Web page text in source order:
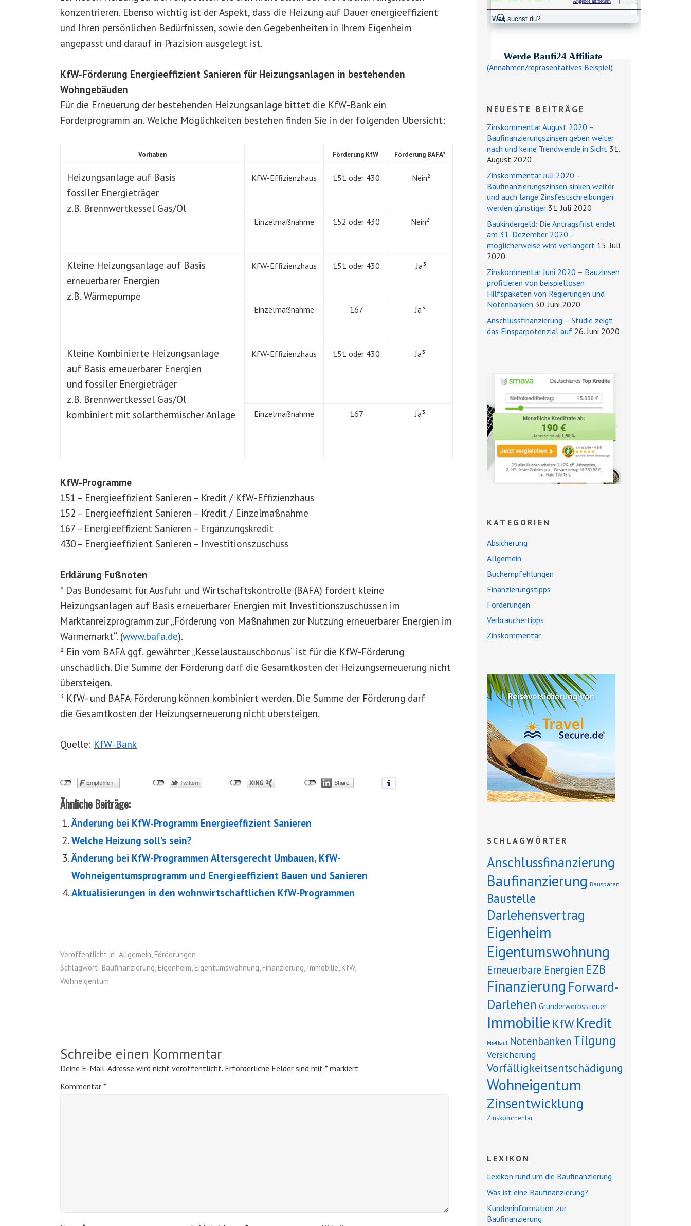
konzentrieren. Ebenso wichtig ist der Aspekt, dass die Heizung auf Dauer energieeffizient
und Ihren persönlichen Bedürfnissen, sowie den Gegebenheiten in Ihrem Eigenheim
angepasst und darauf in Präzision ausgelegt ist.
KfW-Förderung Energieeffizient Sanieren für Heizungsanlagen in bestehenden
Wohngebäuden
Für die Erneuerung der bestehenden Heizungsanlage bittet die KfW-Bank ein
Förderprogramm an. Welche Möglichkeiten bestehen finden Sie in der folgenden Übersicht:
Vorhaben Förderung KfW Förderung BAFA*
Heizungsanlage auf Basis
fossiler Energieträger
z.B. Brennwertkessel Gas/Öl
KfW-Effizienzhaus 151 oder 430 Nein²
Einzelmaßnahme 152 oder 430 Nein²
Kleine Heizungsanlage auf Basis
erneuerbarer Energien
z.B. Wärmepumpe
KfW-Effizienzhaus 151 oder 430 Ja³
Einzelmaßnahme 167 Ja³
Kleine Kombinierte Heizungsanlage
auf Basis erneuerbarer Energien
und fossiler Energieträger
z.B. Brennwertkessel Gas/Öl
kombiniert mit solarthermischer Anlage
KfW-Effizienzhaus 151 oder 430 Ja³
Einzelmaßnahme 167 Ja³
KfW-Programme
151 – Energieeffizient Sanieren – Kredit / KfW-Effizienzhaus
152 – Energieeffizient Sanieren – Kredit / Einzelmaßnahme
167 – Energieeffizient Sanieren – Ergänzungskredit
430 – Energieeffizient Sanieren – Investitionszuschuss
Erklärung Fußnoten
* Das Bundesamt für Ausfuhr und Wirtschaftskontrolle (BAFA) fördert kleine
Heizungsanlagen auf Basis erneuerbarer Energien mit Investitionszuschüssen im
Marktanreizprogramm zur „Förderung von Maßnahmen zur Nutzung erneuerbarer Energien im
Wärmemarkt“. (www.bafa.de).
² Ein vom BAFA ggf. gewährter „Kesselaustauschbonus“ ist für die KfW-Förderung
unschädlich. Die Summe der Förderung darf die Gesamtkosten der Heizungserneuerung nicht
übersteigen.
³ KfW- und BAFA-Förderung können kombiniert werden. Die Summe der Förderung darf
die Gesamtkosten der Heizungserneuerung nicht übersteigen.
Quelle: KfW-Bank
Ähnliche Beiträge:
Änderung bei KfW-Programm Energieeffizient Sanieren
Welche Heizung soll’s sein?
Änderung bei KfW-Programmen Altersgerecht Umbauen, KfW-
Wohneigentumsprogramm und Energieeffizient Bauen und Sanieren
Aktualisierungen in den wohnwirtschaftlichen KfW-Programmen
Veröffentlicht in: Allgemein, Förderungen
Schlagwort: Baufinanzierung, Eigenheim, Eigentumswohnung, Finanzierung, Immobilie, KfW,
Wohneigentum
Schreibe einen Kommentar
Deine E-Mail-Adresse wird nicht veröffentlicht. Erforderliche Felder sind mit * markiert
Kommentar *
(Annahmen/repräsentatives Beispiel)
NEUESTE BEITRÄGE
Zinskommentar August 2020 –
Baufinanzierungszinsen geben weiter
nach und keine Trendwende in Sicht 31.
August 2020
Zinskommentar Juli 2020 –
Baufinanzierungszinsen sinken weiter
und auch lange Zinsfestschreibungen
werden günstiger 31. Juli 2020
Baukindergeld: Die Antragsfrist endet
am 31. Dezember 2020 –
möglicherweise wird verlängert 15. Juli
2020
Zinskommentar Juni 2020 – Bauzinsen
profitieren von beispiellosen
Hilfspaketen von Regierungen und
Notenbanken 30. Juni 2020
Anschlussfinanzierung – Studie zeigt
das Einsparpotenzial auf 26. Juni 2020
KATEGORIEN
Absicherung
Allgemein
Buchempfehlungen
Finanzierungstipps
Förderungen
Verbrauchertipps
Zinskommentar
SCHLAGWÖRTER
Anschlussfinanzierung
Baufinanzierung Bausparen
Baustelle
Darlehensvertrag
Eigenheim
Eigentumswohnung
Erneuerbare Energien EZB
Finanzierung Forward-
Darlehen Grunderwerbssteuer
Immobilie KfWKredit
Mietkauf Notenbanken Tilgung
Versicherung
Vorfälligkeitsentschädigung
Wohneigentum
Zinsentwicklung
Zinskommentar
LEXIKON
Lexikon rund um die Baufinanzierung
Was ist eine Baufinanzierung?
Kundeninformation zur
Baufinanzierung